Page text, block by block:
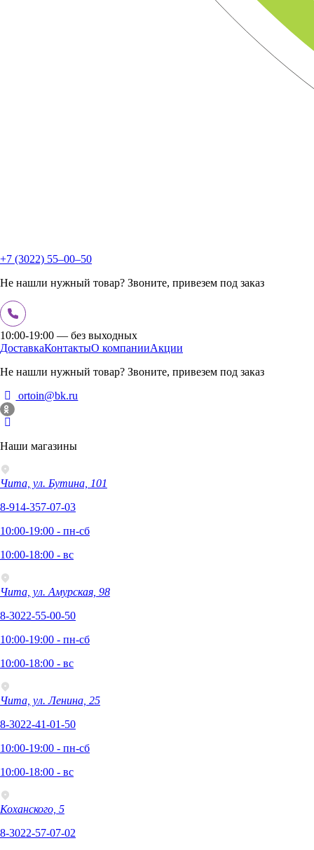
+7 (3022) 55‒00‒50
Не нашли нужный товар? Звоните, привезем под заказ
10:00-19:00 — без выходных
ДоставкаКонтактыО компанииАкции
Не нашли нужный товар? Звоните, привезем под заказ
ortoin@bk.ru
Наши магазины
Чита, ул. Бутина, 101
8-914-357-07-03
10:00-19:00 - пн-сб
10:00-18:00 - вс
Чита, ул. Амурская, 98
8-3022-55-00-50
10:00-19:00 - пн-сб
10:00-18:00 - вс
Чита, ул. Ленина, 25
8-3022-41-01-50
10:00-19:00 - пн-сб
10:00-18:00 - вс
Коханского, 5
8-3022-57-07-02